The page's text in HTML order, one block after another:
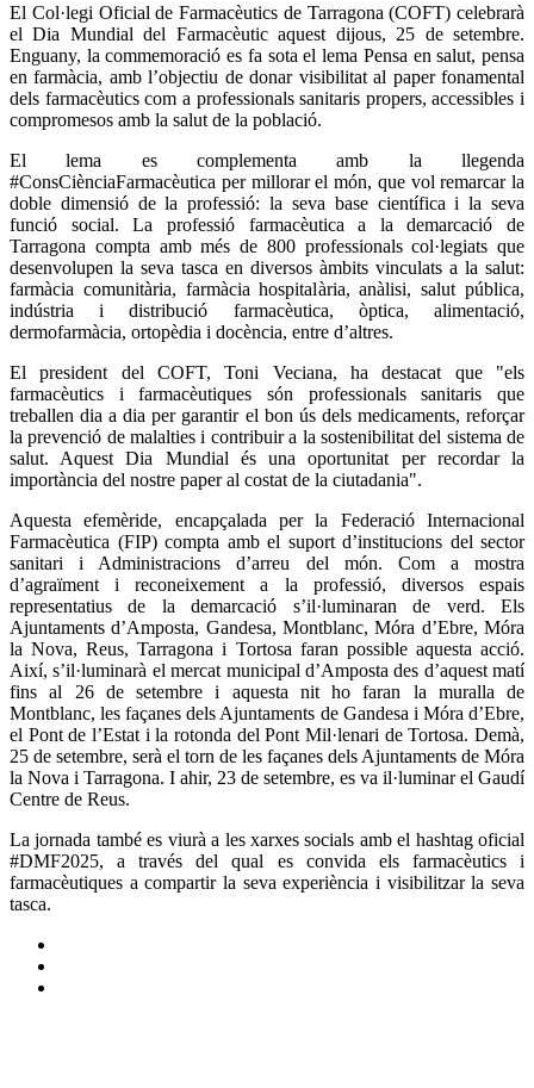
El Col·legi Oficial de Farmacèutics de Tarragona (COFT) celebrarà
el Dia Mundial del Farmacèutic aquest dijous, 25 de setembre.
Enguany, la commemoració es fa sota el lema Pensa en salut, pensa
en farmàcia, amb l’objectiu de donar visibilitat al paper fonamental
dels farmacèutics com a professionals sanitaris propers, accessibles i
compromesos amb la salut de la població.
El lema es complementa amb la llegenda
#ConsCiènciaFarmacèutica per millorar el món, que vol remarcar la
doble dimensió de la professió: la seva base científica i la seva
funció social. La professió farmacèutica a la demarcació de
Tarragona compta amb més de 800 professionals col·legiats que
desenvolupen la seva tasca en diversos àmbits vinculats a la salut:
farmàcia comunitària, farmàcia hospitalària, anàlisi, salut pública,
indústria i distribució farmacèutica, òptica, alimentació,
dermofarmàcia, ortopèdia i docència, entre d’altres.
El president del COFT, Toni Veciana, ha destacat que "els
farmacèutics i farmacèutiques són professionals sanitaris que
treballen dia a dia per garantir el bon ús dels medicaments, reforçar
la prevenció de malalties i contribuir a la sostenibilitat del sistema de
salut. Aquest Dia Mundial és una oportunitat per recordar la
importància del nostre paper al costat de la ciutadania".
Aquesta efemèride, encapçalada per la Federació Internacional
Farmacèutica (FIP) compta amb el suport d’institucions del sector
sanitari i Administracions d’arreu del món. Com a mostra
d’agraïment i reconeixement a la professió, diversos espais
representatius de la demarcació s’il·luminaran de verd. Els
Ajuntaments d’Amposta, Gandesa, Montblanc, Móra d’Ebre, Móra
la Nova, Reus, Tarragona i Tortosa faran possible aquesta acció.
Així, s’il·luminarà el mercat municipal d’Amposta des d’aquest matí
fins al 26 de setembre i aquesta nit ho faran la muralla de
Montblanc, les façanes dels Ajuntaments de Gandesa i Móra d’Ebre,
el Pont de l’Estat i la rotonda del Pont Mil·lenari de Tortosa. Demà,
25 de setembre, serà el torn de les façanes dels Ajuntaments de Móra
la Nova i Tarragona. I ahir, 23 de setembre, es va il·luminar el Gaudí
Centre de Reus.
La jornada també es viurà a les xarxes socials amb el hashtag oficial
#DMF2025, a través del qual es convida els farmacèutics i
farmacèutiques a compartir la seva experiència i visibilitzar la seva
tasca.